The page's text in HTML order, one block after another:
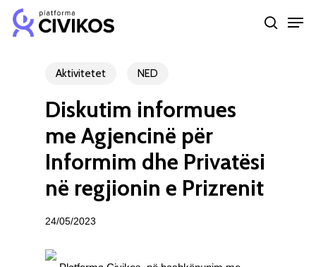
Skip
search
Aktivitetet NED
Diskutim informues
me Agjencinë për
Informim dhe Privatësi
në regjionin e Prizrenit
24/05/2023